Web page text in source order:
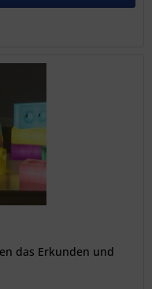
das Erkunden und